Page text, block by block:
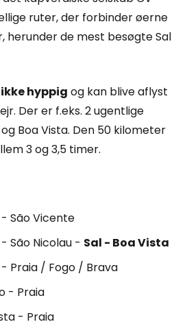
ruter, der forbinder øerne
herunder de mest besøgte Sal
ikke hyppig og kan blive aflyst
Der er f.eks. 2 ugentlige
Boa Vista. Den 50 kilometer
3 og 3,5 timer.
- São Vicente
São Nicolau - Sal - Boa Vista
- Praia / Fogo / Brava
- Praia
- Praia